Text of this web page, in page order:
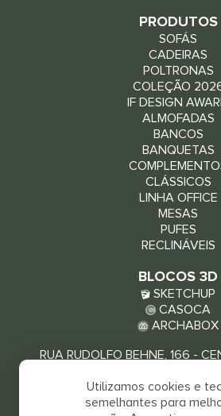
PRODUTOS
SOFÁS
CADEIRAS
POLTRONAS
COLEÇÃO
IF DESIGN
ALMOFADAS
BANCOS
BANQUETAS
CLÁSSICOS
LINHA OFFICE
MESAS
PUFES
RECLINÁVEIS
BLOCOS 3D
SKETCHUP
CASOCA
ARCHABOX
RUA RUDOLFO BEHNE, 166 -
VEJA COMO
Utilizamos cookies e
semelhantes para